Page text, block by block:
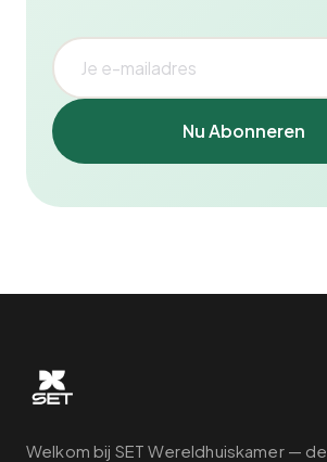
Nu Abonneren
Welkom bij SET Wereldhuiskamer — de